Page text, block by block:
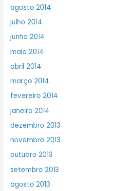
agosto 2014
julho 2014
junho 2014
maio 2014
abril 2014
março 2014
fevereiro 2014
janeiro 2014
dezembro 2013
novembro 2013
outubro 2013
setembro 2013
agosto 2013